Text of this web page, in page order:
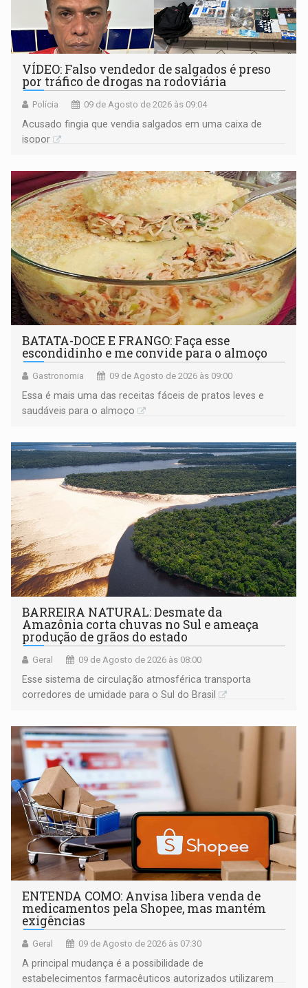
VÍDEO: Falso vendedor de salgados é preso
por tráfico de drogas na rodoviária
Polícia 09 de Agosto de 2026 às 09:04
Acusado fingia que vendia salgados em uma caixa de
isopor
BATATA-DOCE E FRANGO: Faça esse
escondidinho e me convide para o almoço
Gastronomia 09 de Agosto de 2026 às 09:00
Essa é mais uma das receitas fáceis de pratos leves e
saudáveis para o almoço
BARREIRA NATURAL: Desmate da
Amazônia corta chuvas no Sul e ameaça
produção de grãos do estado
Geral 09 de Agosto de 2026 às 08:00
Esse sistema de circulação atmosférica transporta
corredores de umidade para o Sul do Brasil
ENTENDA COMO: Anvisa libera venda de
medicamentos pela Shopee, mas mantém
exigências
Geral 09 de Agosto de 2026 às 07:30
A principal mudança é a possibilidade de
estabelecimentos farmacêuticos autorizados utilizarem